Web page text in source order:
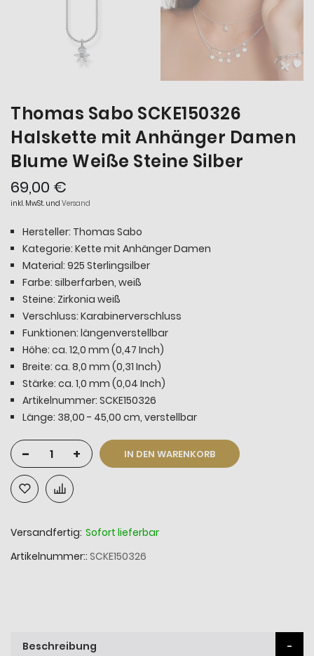
Thomas Sabo SCKE150326
Halskette mit Anhänger Damen
Blume Weiße Steine Silber
69,00 €
inkl. MwSt. und Versand
Hersteller: Thomas Sabo
Kategorie: Kette mit Anhänger Damen
Material: 925 Sterlingsilber
Farbe: silberfarben, weiß
Steine: Zirkonia weiß
Verschluss: Karabinerverschluss
Funktionen: längenverstellbar
Höhe: ca. 12,0 mm (0,47 Inch)
Breite: ca. 8,0 mm (0,31 Inch)
Stärke: ca. 1,0 mm (0,04 Inch)
Artikelnummer: SCKE150326
Länge: 38,00 - 45,00 cm, verstellbar
- + IN DEN WARENKORB
Versandfertig: Sofort lieferbar
Artikelnummer: SCKE150326
Beschreibung